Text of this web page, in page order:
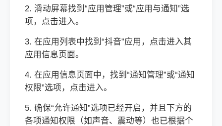
2. 滑动屏幕找到“应用管理”或“应用与通知”选
项，点击进入。
3. 在应用列表中找到“抖音”应用，点击进入其
应用信息页面。
4. 在应用信息页面中，找到“通知管理”或“通知
权限”选项，点击进入。
5. 确保“允许通知”选项已经开启，并且下方的
各项通知权限（如声音、震动等）也已根据个